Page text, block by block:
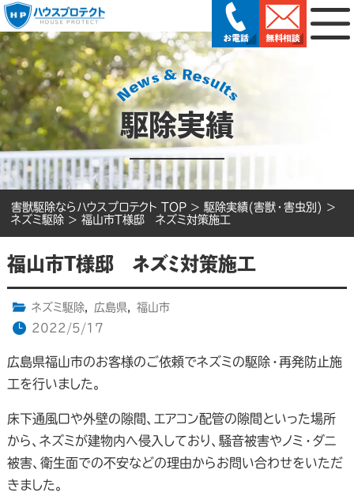
駆除実績
害獣駆除ならハウスプロテクト TOP > 駆除実績(害獣・害虫別) >
ネズミ駆除 > 福山市T様邸 ネズミ対策施工
福山市T様邸 ネズミ対策施工
ネズミ駆除, 広島県,
福山市
2022/5/17
広島県福山市のお客様のご依頼でネズミの駆除・再発防止施
工を行いました。
床下通風口や外壁の隙間、エアコン配管の隙間といった場所
から、ネズミが建物内へ侵入しており、騒音被害やノミ・ダニ
被害、衛生面での不安などの理由からお問い合わせをいただ
きました。